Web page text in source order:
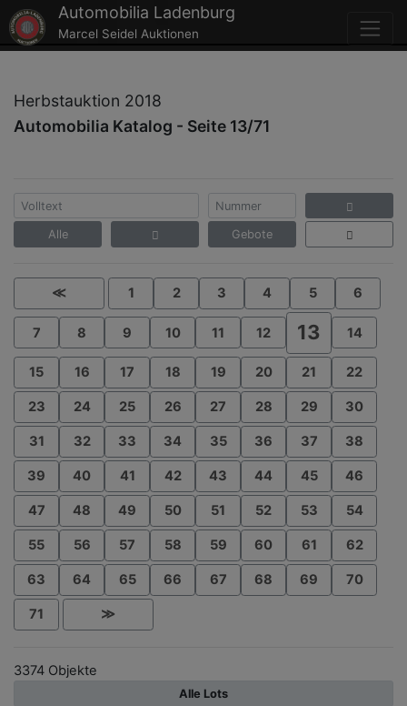
Automobilia Ladenburg
Marcel Seidel Auktionen
Herbstauktion 2018
Automobilia Katalog - Seite 13/71
Alle Gebote
≪ 1 2 3 4 5 6
7 8 9 10 11 12 13 14
15 16 17 18 19 20 21 22
23 24 25 26 27 28 29 30
31 32 33 34 35 36 37 38
39 40 41 42 43 44 45 46
47 48 49 50 51 52 53 54
55 56 57 58 59 60 61 62
63 64 65 66 67 68 69 70
71 ≫
3374 Objekte
Alle Lots